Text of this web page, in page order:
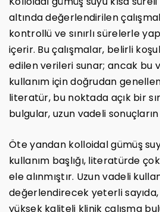
altında değerlendirilen
kontrollü ve sınırlı sürelerle
içerir. Bu çalışmalar, belirli
edilen verileri sunar; ancak bu
kullanım için doğrudan
literatür, bu noktada açık bir
bulgular, uzun vadeli
Öte yandan kolloidal gümüş
kullanım başlığı, literatürde
ele alınmıştır. Uzun vadeli
değerlendirecek yeterli
yüksek kaliteli klinik çalışma